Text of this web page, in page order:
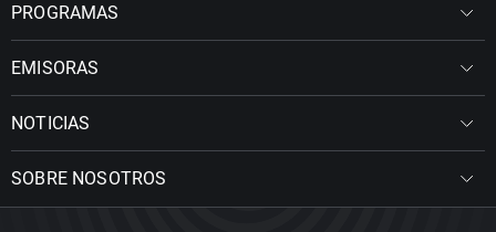
PROGRAMAS
EMISORAS
NOTICIAS
SOBRE NOSOTROS